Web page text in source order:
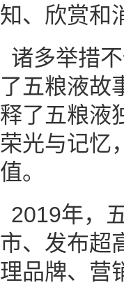
知、欣赏和
诸多举措
了五粮液故
释了五粮液
荣光与记忆
值。
2019年，
市、发布超
理品牌、营